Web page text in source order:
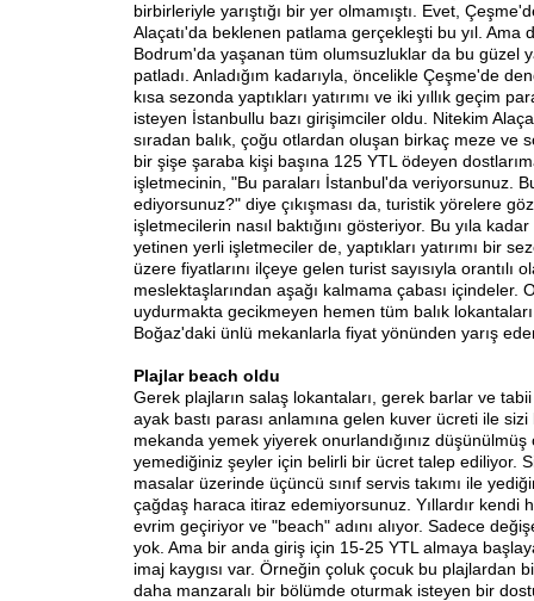
birbirleriyle yarıştığı bir yer olmamıştı. Evet,
Alaçatı'da beklenen patlama gerçekleşti bu yıl. Ama
Bodrum'da yaşanan tüm olumsuzluklar da bu güzel
patladı. Anladığım kadarıyla, öncelikle Çeşme'de
kısa sezonda yaptıkları yatırımı ve iki yıllık geçim
isteyen İstanbullu bazı girişimciler oldu. Nitekim
sıradan balık, çoğu otlardan oluşan birkaç meze ve
bir şişe şaraba kişi başına 125 YTL ödeyen
işletmecinin, "Bu paraları İstanbul'da veriyorsunuz.
ediyorsunuz?" diye çıkışması da, turistik yörelere
işletmecilerin nasıl baktığını gösteriyor. Bu yıla
yetinen yerli işletmeciler de, yaptıkları yatırımı bir
üzere fiyatlarını ilçeye gelen turist sayısıyla orantılı
meslektaşlarından aşağı kalmama çabası içindeler.
uydurmakta gecikmeyen hemen tüm balık
Boğaz'daki ünlü mekanlarla fiyat yönünden yarış
Plajlar beach oldu
Gerek plajların salaş lokantaları, gerek barlar ve
ayak bastı parası anlamına gelen kuver ücreti ile sizi
mekanda yemek yiyerek onurlandığınız düşünülmüş
yemediğiniz şeyler için belirli bir ücret talep ediliyor.
masalar üzerinde üçüncü sınıf servis takımı ile
çağdaş haraca itiraz edemiyorsunuz. Yıllardır kendi
evrim geçiriyor ve "beach" adını alıyor. Sadece
yok. Ama bir anda giriş için 15-25 YTL almaya
imaj kaygısı var. Örneğin çoluk çocuk bu plajlardan
daha manzaralı bir bölümde oturmak isteyen bir